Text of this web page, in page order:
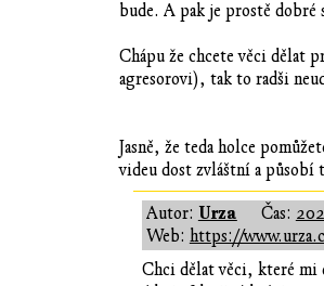
bude. A pak je prostě dobré
Chápu že chcete věci dělat
agresorovi), tak to radši
Jasně, že teda holce
videu dost zvláštní a působí
Autor: Urza Čas:
Web: https://
Chci dělat věci, které mi